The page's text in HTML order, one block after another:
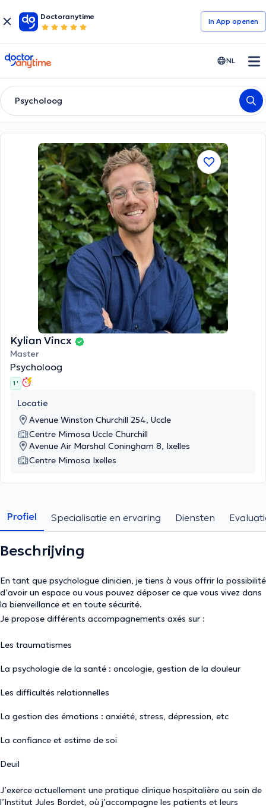
Doctoranytime
In App openen
doctoranytime NL
Psycholoog
Kylian Vincx
Master
Psycholoog
1 '
Locatie
Avenue Winston Churchill 254, Uccle
Centre Mimosa Uccle Churchill
Avenue Air Marshal Coningham 8, Ixelles
Centre Mimosa Ixelles
Profiel Specialisatie en ervaring Diensten
Beschrijving
En tant que psychologue clinicien, je tiens à vous offrir la possibilité
d’avoir un espace ou vous pouvez déposer ce que vous vivez dans
la bienveillance et en toute sécurité.
Je propose différents accompagnements axés sur :
Les traumatismes
La psychologie de la santé : oncologie, gestion de la douleur
Les difficultés relationnelles
La gestion des émotions : anxiété, stress, dépression, etc
La confiance et estime de soi
Deuil
J’exerce actuellement une pratique clinique hospitalière au sein de
l’Institut Jules Bordet, où j’accompagne les patients et leurs